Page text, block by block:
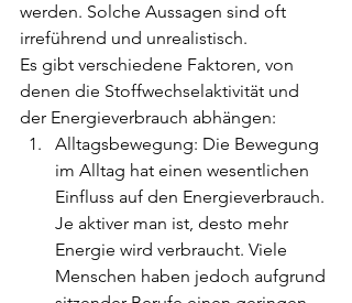
werden. Solche Aussagen sind oft
irreführend und unrealistisch.
Es gibt verschiedene Faktoren, von
denen die Stoffwechselaktivität und
der Energieverbrauch abhängen:
Alltagsbewegung: Die Bewegung
im Alltag hat einen wesentlichen
Einfluss auf den Energieverbrauch.
Je aktiver man ist, desto mehr
Energie wird verbraucht. Viele
Menschen haben jedoch aufgrund